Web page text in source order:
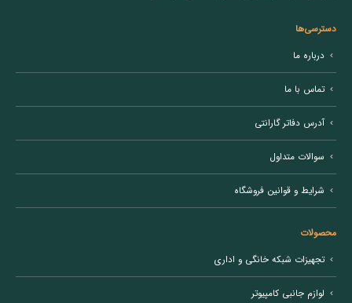
دسترسی‌ها
درباره ما
تماس با ما
آدرس دفاتر گارانتی
سوالات متداول
شرایط و قوانین فروشگاه
محصولات
تجهیزات شبکه خانگی و اداری
لوازم جانبی کامپیوتر